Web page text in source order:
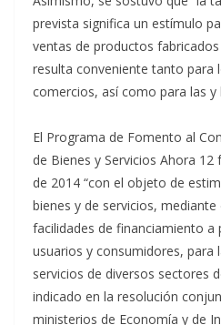
prevista significa un estímulo
ventas de productos
resulta conveniente tanto para
comercios, así como para las y
El Programa de Fomento al
de Bienes y Servicios Ahora
de 2014 “con el objeto de
bienes y de servicios,
facilidades de financiamiento a
usuarios y consumidores, para
servicios de diversos sectores
indicado en la resolución
ministerios de Economía y de